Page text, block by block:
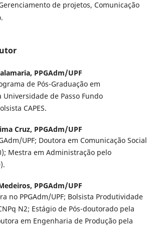
de projetos, Comunicação
PPGAdm/UPF
de Pós-Graduação em
de Passo Fundo
CAPES.
Cruz, PPGAdm/UPF
UPF; Doutora em Comunicação Social
Mestra em Administração pelo
PPGAdm/UPF
no PPGAdm/UPF; Bolsista Produtividade
N2; Estágio de Pós-doutorado pela
em Engenharia de Produção pela